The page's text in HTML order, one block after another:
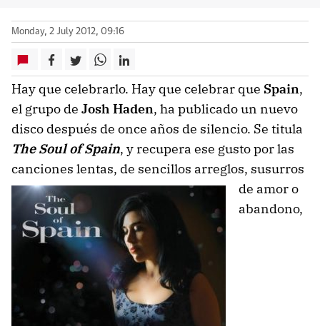
Monday, 2 July 2012, 09:16
Hay que celebrarlo. Hay que celebrar que Spain,
el grupo de Josh Haden, ha publicado un nuevo
disco después de once años de silencio. Se titula
The Soul of Spain, y recupera ese gusto por las
canciones lentas, de sencillos arreglos, susurros
de amor o
abandono,